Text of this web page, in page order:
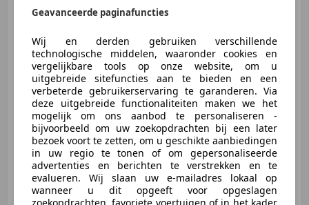
Alfa Romeo Giulietta
€ 3.000
09/2011 223.756 km Benzine
88 kW (120 PK)
Geavanceerde paginafuncties
Wij en derden gebruiken verschillende
technologische middelen, waaronder cookies en
vergelijkbare tools op onze website, om u
uitgebreide sitefuncties aan te bieden en een
verbeterde gebruikerservaring te garanderen. Via
deze uitgebreide functionaliteiten maken we het
mogelijk om ons aanbod te personaliseren -
bijvoorbeeld om uw zoekopdrachten bij een later
bezoek voort te zetten, om u geschikte aanbiedingen
in uw regio te tonen of om gepersonaliseerde
advertenties en berichten te verstrekken en te
evalueren. Wij slaan uw e-mailadres lokaal op
wanneer u dit opgeeft voor opgeslagen
zoekopdrachten, favoriete voertuigen of in het kader